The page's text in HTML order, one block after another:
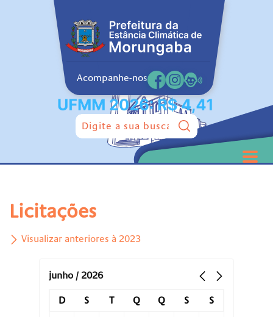
Acompanhe-nos
Pesquisar:
Licitações
Visualizar anteriores à 2023
junho / 2026
D S T Q Q S S